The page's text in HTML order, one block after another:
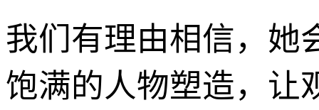
我们有理由相信，她
饱满的人物塑造，让